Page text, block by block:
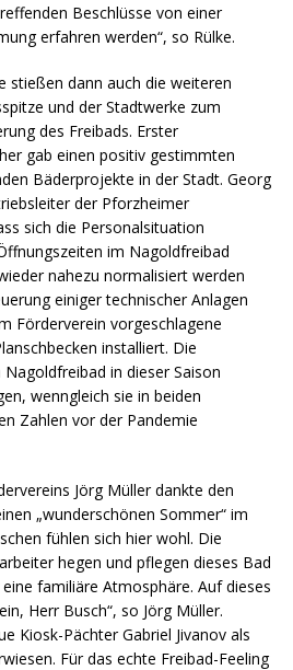
Beschlüsse von einer
erfahren werden“, so Rülke.
stießen dann auch die weiteren
und der Stadtwerke zum
des Freibads. Erster
gab einen positiv gestimmten
Bäderprojekte in der Stadt. Georg
der Pforzheimer
sich die Personalsituation
im Nagoldfreibad
nahezu normalisiert werden
einiger technischer Anlagen
Förderverein vorgeschlagene
installiert. Die
in dieser Saison
wenngleich sie in beiden
Zahlen vor der Pandemie
Jörg Müller dankte den
„wunderschönen Sommer“ im
fühlen sich hier wohl. Die
hegen und pflegen dieses Bad
familiäre Atmosphäre. Auf dieses
Herr Busch“, so Jörg Müller.
Kiosk-Pächter Gabriel Jivanov als
Für das echte Freibad-Feeling